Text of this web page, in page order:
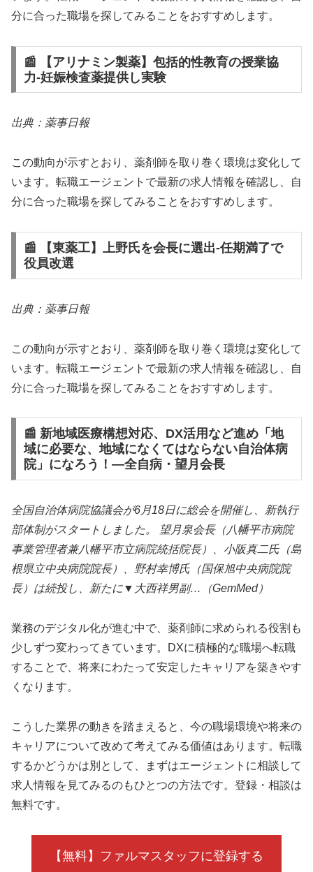
分に合った職場を探してみることをおすすめします。
📰 【アリナミン製薬】包括的性教育の授業協
力‐妊娠検査薬提供し実験
出典：薬事日報
この動向が示すとおり、薬剤師を取り巻く環境は変化して
います。転職エージェントで最新の求人情報を確認し、自
分に合った職場を探してみることをおすすめします。
📰 【東薬工】上野氏を会長に選出‐任期満了で
役員改選
出典：薬事日報
この動向が示すとおり、薬剤師を取り巻く環境は変化して
います。転職エージェントで最新の求人情報を確認し、自
分に合った職場を探してみることをおすすめします。
📰 新地域医療構想対応、DX活用など進め「地
域に必要な、地域になくてはならない自治体病
院」になろう！—全自病・望月会長
全国自治体病院協議会が6月18日に総会を開催し、新執行
部体制がスタートしました。 望月泉会長（八幡平市病院
事業管理者兼八幡平市立病院統括院長）、小阪真二氏（島
根県立中央病院院長）、野村幸博氏（国保旭中央病院院
長）は続投し、新たに▼大西祥男副…（GemMed）
業務のデジタル化が進む中で、薬剤師に求められる役割も
少しずつ変わってきています。DXに積極的な職場へ転職
することで、将来にわたって安定したキャリアを築きやす
くなります。
こうした業界の動きを踏まえると、今の職場環境や将来の
キャリアについて改めて考えてみる価値はあります。転職
するかどうかは別として、まずはエージェントに相談して
求人情報を見てみるのもひとつの方法です。登録・相談は
無料です。
【無料】ファルマスタッフに登録する